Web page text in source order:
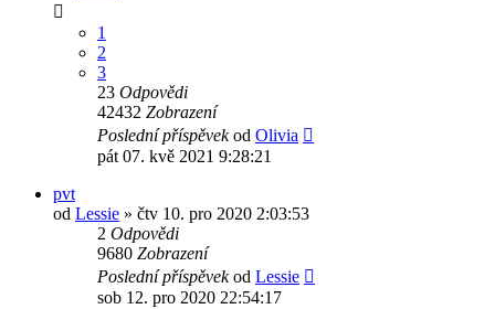
1
2
3
23 Odpovědi
42432 Zobrazení
Poslední příspěvekod Olivia
pát 07. kvě 2021 9:28:21
pvt
od Lessie » čtv 10. pro 2020 2:03:53
2 Odpovědi
9680 Zobrazení
Poslední příspěvekod Lessie
sob 12. pro 2020 22:54:17